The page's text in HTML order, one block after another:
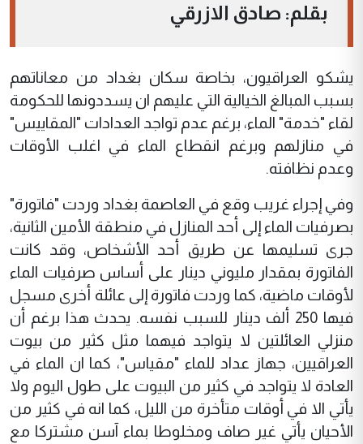
بقلم: صادق الازرقي
يشكو العراقيون، بخاصة سكان بغداد من معاناتهم
بسبب المبالغ الخيالية التي عليهم ان يسددونها للحكومة
لقاء "خدمة" الماء، برغم عدم تواجد العدادات "المقاييس"
في منازلهم وبرغم انقطاع الماء في اغلب الأوقات
وعدم نظافته.
وفي إجراء غريب وقع في العاصمة بغداد وردت "فاتورة"
بصرفيات الماء إلى أحد المنازل في منطقة الأمين الثانية،
جرى تسليمها عن طريق أحد الأشخاص، وقد كانت
الفاتورة بمقدار مليوني دينار على أساس صرفيات الماء
لأوقات ماضية، كما وردت فاتورة إلى عائلة أخرى مسجل
فيها 250 ألف دينار للسبب نفسه. يحدث هذا برغم أن
منزلي العائلتين لا يتواجد فيهما مثل كثير من بيوت
العراقيين، جهاز عداد للماء "مقياس"، كما ان الماء في
العادة لا يتواجد في كثير من البيوت على طول اليوم ولا
يأتي الا في أوقات متأخرة من الليل، كما انه في كثير من
الأحيان يأتي غير صاف ومخلوطا بماء آسن مشتركا مع